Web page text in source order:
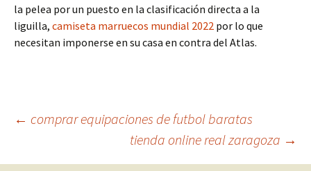
la pelea por un puesto en la clasificación directa a la
liguilla, camiseta marruecos mundial 2022 por lo que
necesitan imponerse en su casa en contra del Atlas.
Navegación
← comprar equipaciones de futbol baratas
tienda online real zaragoza →